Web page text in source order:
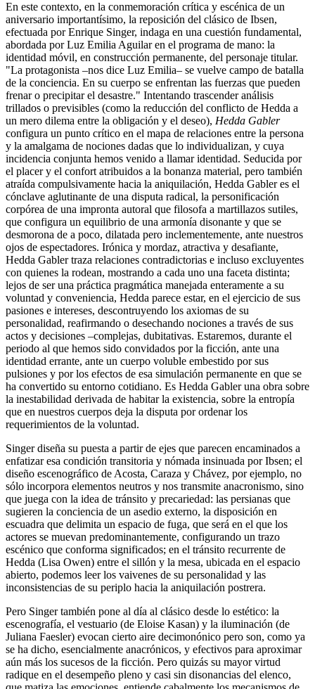
En este contexto, en la conmemoración crítica y escénica de un
aniversario importantísimo, la reposición del clásico de Ibsen,
efectuada por Enrique Singer, indaga en una cuestión fundamental,
abordada por Luz Emilia Aguilar en el programa de mano: la
identidad móvil, en construcción permanente, del personaje titular.
"La protagonista –nos dice Luz Emilia– se vuelve campo de batalla
de la conciencia. En su cuerpo se enfrentan las fuerzas que pueden
frenar o precipitar el desastre." Intentando trascender análisis
trillados o previsibles (como la reducción del conflicto de Hedda a
un mero dilema entre la obligación y el deseo), Hedda Gabler
configura un punto crítico en el mapa de relaciones entre la persona
y la amalgama de nociones dadas que lo individualizan, y cuya
incidencia conjunta hemos venido a llamar identidad. Seducida por
el placer y el confort atribuidos a la bonanza material, pero también
atraída compulsivamente hacia la aniquilación, Hedda Gabler es el
cónclave aglutinante de una disputa radical, la personificación
corpórea de una impronta autoral que filosofa a martillazos sutiles,
que configura un equilibrio de una armonía disonante y que se
desmorona de a poco, dilatada pero inclementemente, ante nuestros
ojos de espectadores. Irónica y mordaz, atractiva y desafiante,
Hedda Gabler traza relaciones contradictorias e incluso excluyentes
con quienes la rodean, mostrando a cada uno una faceta distinta;
lejos de ser una práctica pragmática manejada enteramente a su
voluntad y conveniencia, Hedda parece estar, en el ejercicio de sus
pasiones e intereses, descontruyendo los axiomas de su
personalidad, reafirmando o desechando nociones a través de sus
actos y decisiones –complejas, dubitativas. Estaremos, durante el
periodo al que hemos sido convidados por la ficción, ante una
identidad errante, ante un cuerpo voluble embestido por sus
pulsiones y por los efectos de esa simulación permanente en que se
ha convertido su entorno cotidiano. Es Hedda Gabler una obra sobre
la inestabilidad derivada de habitar la existencia, sobre la entropía
que en nuestros cuerpos deja la disputa por ordenar los
requerimientos de la voluntad.
Singer diseña su puesta a partir de ejes que parecen encaminados a
enfatizar esa condición transitoria y nómada insinuada por Ibsen; el
diseño escenográfico de Acosta, Caraza y Chávez, por ejemplo, no
sólo incorpora elementos neutros y nos transmite anacronismo, sino
que juega con la idea de tránsito y precariedad: las persianas que
sugieren la conciencia de un asedio externo, la disposición en
escuadra que delimita un espacio de fuga, que será en el que los
actores se muevan predominantemente, configurando un trazo
escénico que conforma significados; en el tránsito recurrente de
Hedda (Lisa Owen) entre el sillón y la mesa, ubicada en el espacio
abierto, podemos leer los vaivenes de su personalidad y las
inconsistencias de su periplo hacia la aniquilación postrera.
Pero Singer también pone al día al clásico desde lo estético: la
escenografía, el vestuario (de Eloise Kasan) y la iluminación (de
Juliana Faesler) evocan cierto aire decimonónico pero son, como ya
se ha dicho, esencialmente anacrónicos, y efectivos para aproximar
aún más los sucesos de la ficción. Pero quizás su mayor virtud
radique en el desempeño pleno y casi sin disonancias del elenco,